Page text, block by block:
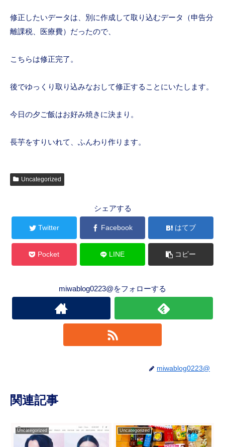
修正したいデータは、別に作成して取り込むデータ（申告分
離課税、医療費）だったので、
こちらは修正完了。
後でゆっくり取り込みなおして修正することにいたします。
今日の夕ご飯はお好み焼きに決まり。
長芋をすりいれて、ふんわり作ります。
Uncategorized
シェアする
Twitter Facebook はてブ
Pocket LINE コピー
miwablog0223@をフォローする
miwablog0223@
関連記事
Uncategorized Uncategorized